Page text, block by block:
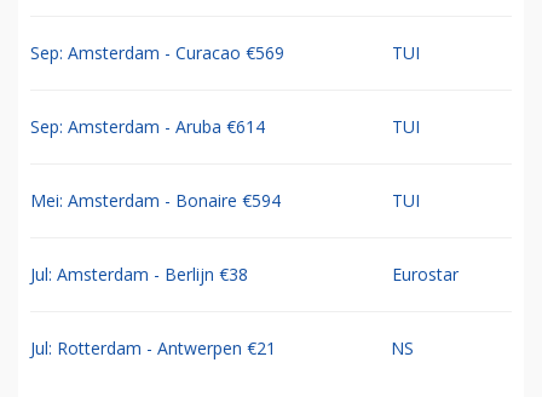
Sep: Amsterdam - Curacao €569 TUI
Sep: Amsterdam - Aruba €614 TUI
Mei: Amsterdam - Bonaire €594 TUI
Jul: Amsterdam - Berlijn €38 Eurostar
Jul: Rotterdam - Antwerpen €21 NS